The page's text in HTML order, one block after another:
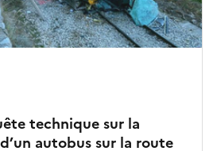
technique sur la
autobus sur la route